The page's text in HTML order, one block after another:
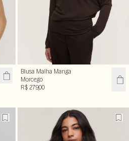
Blusa Malha Manga
Morcego
R$ 279,00